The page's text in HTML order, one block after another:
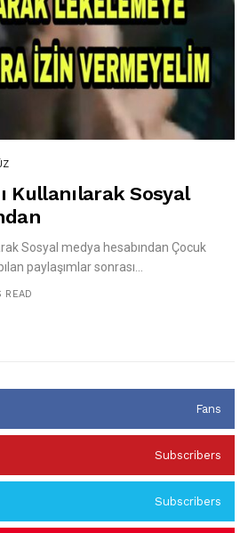
Kullanılarak Sosyal
Sosyal medya hesabından Çocuk
paylaşımlar sonrası...
READ
Fans
Subscribers
Subscribers